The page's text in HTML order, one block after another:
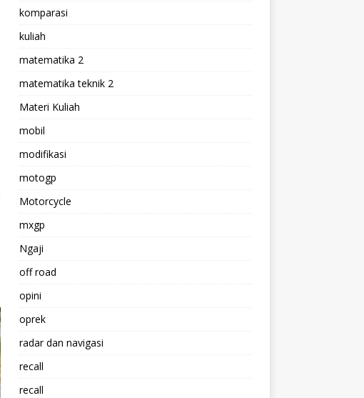
komparasi
kuliah
matematika 2
matematika teknik 2
Materi Kuliah
mobil
modifikasi
motogp
Motorcycle
mxgp
Ngaji
off road
opini
oprek
radar dan navigasi
recall
recall